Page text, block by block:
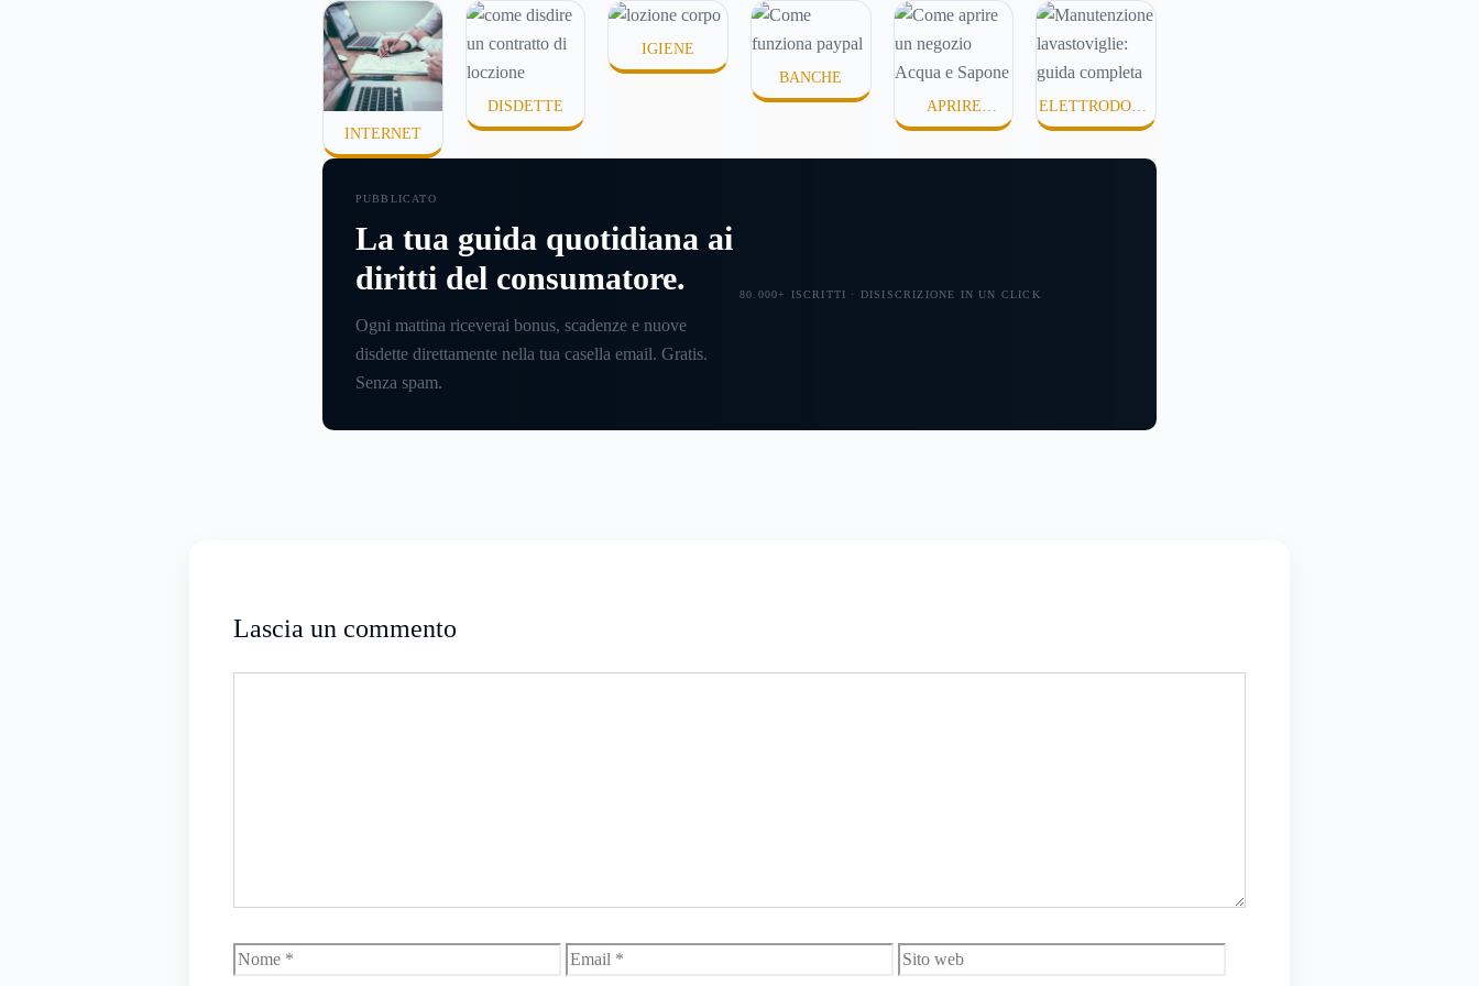
che ci si fermi a capire dove
si sta entrando.
INTERNET
DISDETTE
IGIENE
BANCHE
APRIRE
UN'ATTIVITÀ
ELETTRODOME
STICI
PUBBLICATO
La tua guida quotidiana ai
diritti del consumatore.
Ogni mattina riceverai bonus, scadenze e nuove
disdette direttamente nella tua casella email. Gratis.
Senza spam.
80.000+ ISCRITTI · DISISCRIZIONE IN UN CLICK
Lascia un commento
Nome Email
Sito